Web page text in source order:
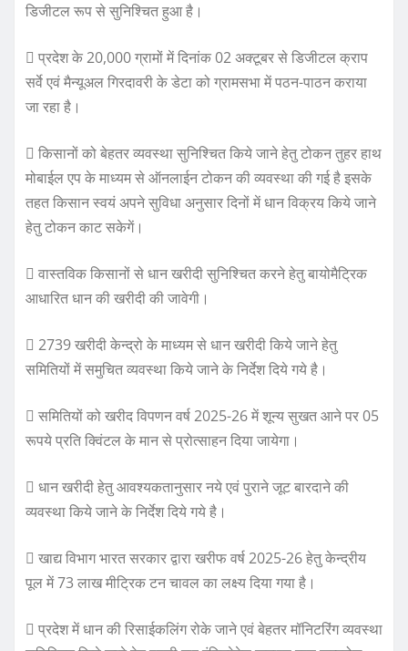
डिजीटल रूप से सुनिश्चित हुआ है।
 प्रदेश के 20,000 ग्रामों में दिनांक 02 अक्टूबर से डिजीटल क्राप
सर्वे एवं मैन्यूअल गिरदावरी के डेटा को ग्रामसभा में पठन-पाठन कराया
जा रहा है।
 किसानों को बेहतर व्यवस्था सुनिश्चित किये जाने हेतु टोकन तुहर हाथ
मोबाईल एप के माध्यम से ऑनलाईन टोकन की व्यवस्था की गई है इसके
तहत किसान स्वयं अपने सुविधा अनुसार दिनों में धान विक्रय किये जाने
हेतु टोकन काट सकेगें।
 वास्तविक किसानों से धान खरीदी सुनिश्चित करने हेतु बायोमैट्रिक
आधारित धान की खरीदी की जावेगी।
 2739 खरीदी केन्द्रो के माध्यम से धान खरीदी किये जाने हेतु
समितियों में समुचित व्यवस्था किये जाने के निर्देश दिये गये है।
 समितियों को खरीद विपणन वर्ष 2025-26 में शून्य सुखत आने पर 05
रूपये प्रति क्विंटल के मान से प्रोत्साहन दिया जायेगा।
 धान खरीदी हेतु आवश्यकतानुसार नये एवं पुराने जूट बारदाने की
व्यवस्था किये जाने के निर्देश दिये गये है।
 खाद्य विभाग भारत सरकार द्वारा खरीफ वर्ष 2025-26 हेतु केन्द्रीय
पूल में 73 लाख मीट्रिक टन चावल का लक्ष्य दिया गया है।
 प्रदेश में धान की रिसाईकलिंग रोके जाने एवं बेहतर मॉनिटरिंग व्यवस्था